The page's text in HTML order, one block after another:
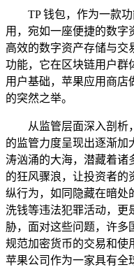
TP 钱包，作为一款
用，宛如一座便捷的数字
高效的数字资产存储与交
功能，它在区块链用户群
用户基础，苹果应用商店
的突然之举。
从监管层面深入剖析
的监管力度呈现出逐渐加
涛汹涌的大海，潜藏着诸
的狂风骤浪，让投资者的
纵行为，如同隐藏在暗处
洗钱等违法犯罪活动，更
胁，面对这些问题，许多
规范加密货币的交易和使
苹果公司作为一家具有全